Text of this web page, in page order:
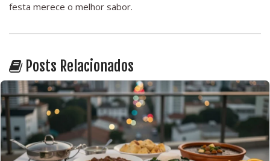
festa merece o melhor sabor.
Posts Relacionados